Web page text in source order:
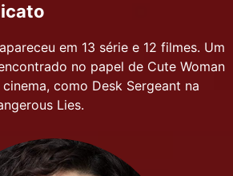
em 13 série e 12 filmes. Um
no papel de Cute Woman
como Desk Sergeant na
Lies.